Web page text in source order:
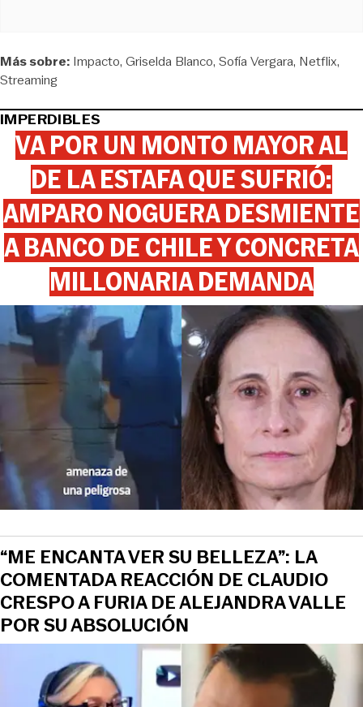
Más sobre: Impacto Griselda Blanco Sofía Vergara Netflix
Streaming
IMPERDIBLES
VA POR UN MONTO MAYOR AL
DE LA ESTAFA QUE SUFRIÓ:
AMPARO NOGUERA DESMIENTE
A BANCO DE CHILE Y CONCRETA
MILLONARIA DEMANDA
“ME ENCANTA VER SU BELLEZA”: LA
COMENTADA REACCIÓN DE CLAUDIO
CRESPO A FURIA DE ALEJANDRA VALLE
POR SU ABSOLUCIÓN